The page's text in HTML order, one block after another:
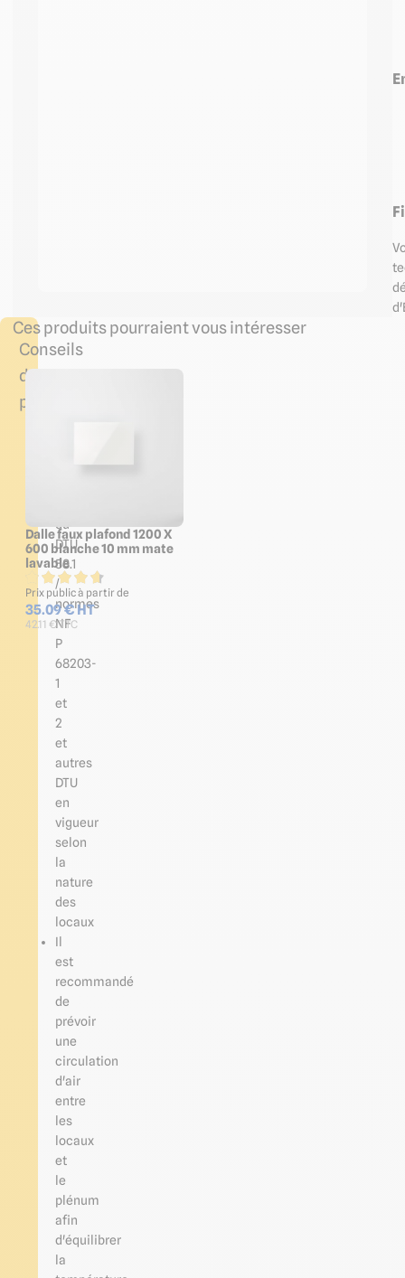
Conseils
de
pose
conforme
du
DTU
58.1
/
normes
NF
P
68203-
1
et
2
et
autres
DTU
en
vigueur
selon
la
nature
des
locaux
Il
est
recommandé
de
prévoir
une
circulation
d'air
entre
les
locaux
et
le
plénum
afin
d'équilibrer
la
Ces produits pourraient vous intéresser
Dalle faux plafond 1200 X
600 blanche 10 mm mate
lavable
Prix public à partir de
35.09 € HT
42.11 € TTC